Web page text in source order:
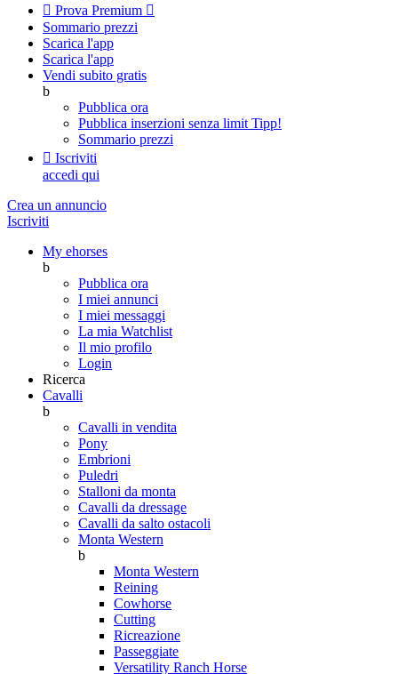
 Prova Premium 
Sommario prezzi
Scarica l'app
Scarica l'app
Vendi subito gratis
b
Pubblica ora
Pubblica inserzioni senza limit Tipp!
Sommario prezzi
 Iscriviti
accedi qui
Crea un annuncio
Iscriviti
My ehorses
b
Pubblica ora
I miei annunci
I miei messaggi
La mia Watchlist
Il mio profilo
Login
Ricerca
Cavalli
b
Cavalli in vendita
Pony
Embrioni
Puledri
Stalloni da monta
Cavalli da dressage
Cavalli da salto ostacoli
Monta Western
b
Monta Western
Reining
Cowhorse
Cutting
Ricreazione
Passeggiate
Versatility Ranch Horse